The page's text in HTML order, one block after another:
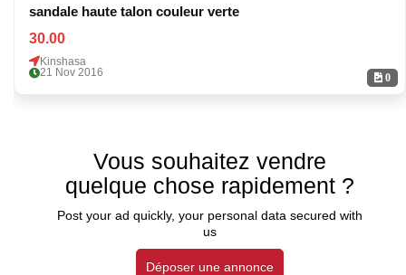
0
sandale haute talon couleur verte
30.00
Kinshasa
21 Nov 2016
Vous souhaitez vendre
quelque chose rapidement ?
Post your ad quickly, your personal data secured with
us
Déposer une annonce